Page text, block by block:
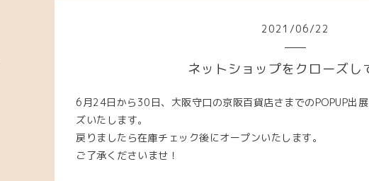
2021 /06/22
ネットショップをクローズし
6月24日から30日、大阪守口の京阪百貨店さまでのPOPUP出
ズいたします。
戻りましたら在庫チェック後にオープンいたします。
ご了承くださいませ！